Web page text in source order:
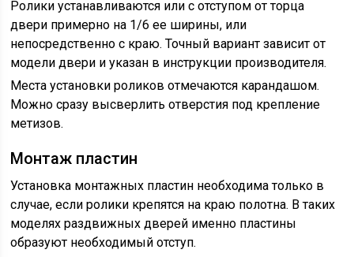
Ролики устанавливаются или с отступом от торца
двери примерно на 1/6 ее ширины, или
непосредственно с краю. Точный вариант зависит от
модели двери и указан в инструкции производителя.
Места установки роликов отмечаются карандашом.
Можно сразу высверлить отверстия под крепление
метизов.
Монтаж пластин
Установка монтажных пластин необходима только в
случае, если ролики крепятся на краю полотна. В таких
моделях раздвижных дверей именно пластины
образуют необходимый отступ.